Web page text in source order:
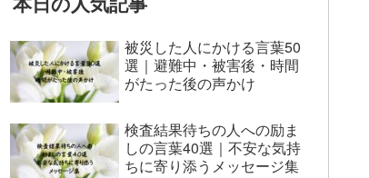
被災した人にかける言葉50
選｜避難中・被害後・時間
がたった後の声かけ
検査結果待ちの人への励ま
しの言葉40選｜不安な気持
ちに寄り添うメッセージ集